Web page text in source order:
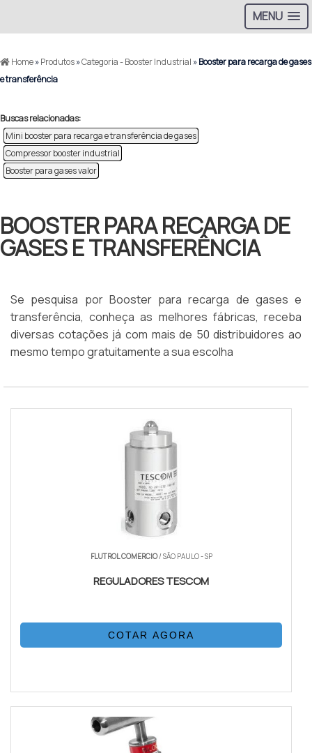
MENU
Home»Produtos»Categoria - Booster Industrial »Booster para recarga de gases
e transferência
Buscas relacionadas:
Mini booster para recarga e transferência de gases
Compressor booster industrial
Booster para gases valor
BOOSTER PARA RECARGA DE
GASES E TRANSFERÊNCIA
Se pesquisa por Booster para recarga de gases e
transferência, conheça as melhores fábricas, receba
diversas cotações já com mais de 50 distribuidores ao
mesmo tempo gratuitamente a sua escolha
FLUTROL COMERCIO/ SÃO PAULO - SP
REGULADORES TESCOM
COTAR AGORA